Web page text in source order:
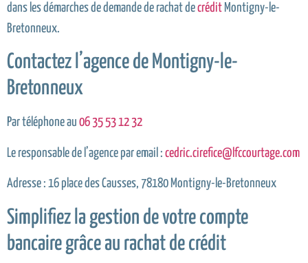
dans les démarches de demande de rachat decrédit Montigny-le-
Bretonneux.
Contactez l’agence de Montigny-le-
Bretonneux
Par téléphone au 06 35 53 12 32
Le responsable de l’agence par email : cedric.cirefice@lfccourtage.com
Adresse : 16 place des Causses, 78180 Montigny-le-Bretonneux
Simplifiez la gestion de votre compte
bancaire grâce au rachat de crédit